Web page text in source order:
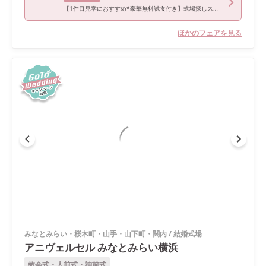
【1件目見学におすすめ*豪華無料試食付き】式場探しスタートフェア
ほかのフェアを見る
みなとみらい・桜木町・山手・山下町・関内/結婚式場
アニヴェルセル みなとみらい横浜